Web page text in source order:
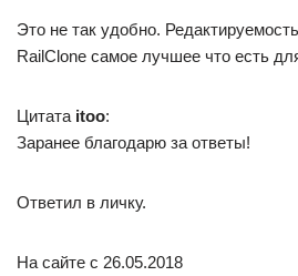
Это не так удобно.
RailClone самое лучшее что есть
Цитата itoo:
Заранее благодарю за ответы!
Ответил в личку.
На сайте c 26.05.2018